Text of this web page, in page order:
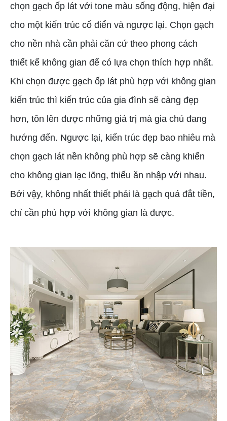
chọn gạch ốp lát với tone màu sống động, hiện đại
cho một kiến trúc cổ điển và ngược lại. Chọn gạch
cho nền nhà cần phải căn cứ theo phong cách
thiết kế không gian để có lựa chọn thích hợp nhất.
Khi chọn được gạch ốp lát phù hợp với không gian
kiến trúc thì kiến trúc của gia đình sẽ càng đẹp
hơn, tôn lên được những giá trị mà gia chủ đang
hướng đến. Ngược lại, kiến trúc đẹp bao nhiêu mà
chọn gạch lát nền không phù hợp sẽ càng khiến
cho không gian lạc lõng, thiếu ăn nhập với nhau.
Bởi vậy, không nhất thiết phải là gạch quá đắt tiền,
chỉ cần phù hợp với không gian là được.